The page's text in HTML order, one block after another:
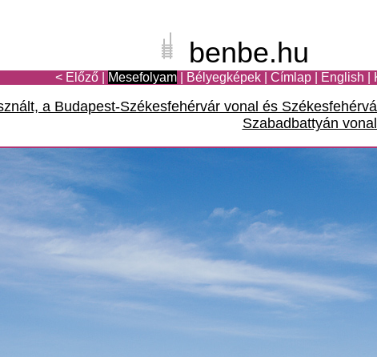
benbe.hu
< Előző Mesefolyam Bélyegképek Címlap English
a Budapest-Székesfehérvár vonal és
Szabadbattyán